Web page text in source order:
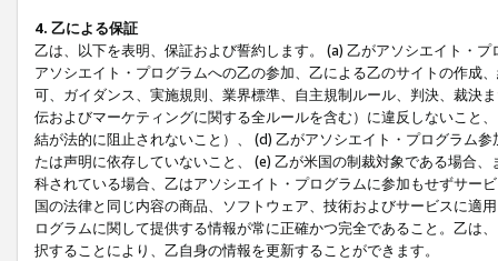
4. 乙による保証
乙は、以下を表明、保証および誓約します。 (a) 乙がアソシエイト・
アソシエイト・プログラムへの乙の参加、乙による乙のサイトの作成
可、ガイダンス、実施規則、業界標準、自主規制ルール、判決、裁決
伝およびマーケティングに関する全ルールを含む）に違反しないこと
結が法的に阻止されないこと）、 (d) 乙がアソシエイト・プログラム
たは声明に依存していないこと、 (e) 乙が米国の制裁対象である場合
科されている場合、乙はアソシエイト・プログラムに参加もせずサー
国の法律と同じ内容の商品、ソフトウェア、技術およびサービスに適
ログラムに関して提供する情報が常に正確かつ完全であること。乙は
択することにより、乙自身の情報を更新することができます。